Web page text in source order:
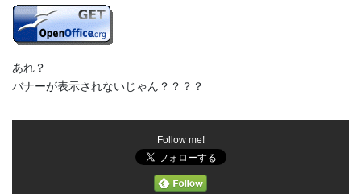
あれ？
バナーが表示されないじゃん？？？？
Follow me!